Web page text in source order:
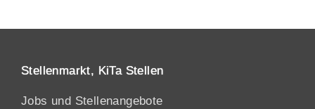
Stellenmarkt, KiTa Stellen
Jobs und Stellenangebote